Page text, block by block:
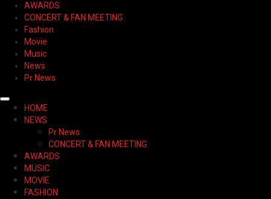
AWARDS
CONCERT & FAN MEETING
Fashion
Movie
Music
News
Pr News
Primary
Menu
HOME
NEWS
Pr News
CONCERT & FAN MEETING
AWARDS
MUSIC
MOVIE
FASHION